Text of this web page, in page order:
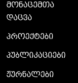
მონაცემთა
დაცვა
პროექტები
პუბლიკაციები
ჟურნალები